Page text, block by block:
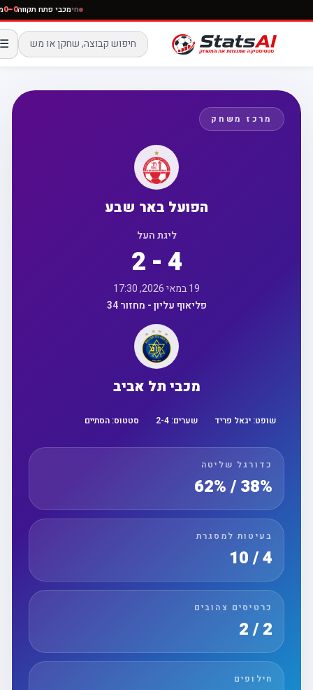
חימכבי פתח תקווה
☰
מרכז משחק
הפועל באר שבע
ליגת העל
2 - 4
19 במאי 2026, 17:30
פליאוף עליון - מחזור 34
מכבי תל אביב
שופט:יגאל פריד שערים: 2 -4 סטטוס:הסתיים
כדורגל שליטה
38% / 62%
בעיטות למסגרת
כרטיסים צהובים
חילופים